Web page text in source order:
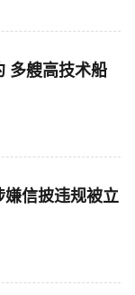
多艘高技术船
信披违规被立